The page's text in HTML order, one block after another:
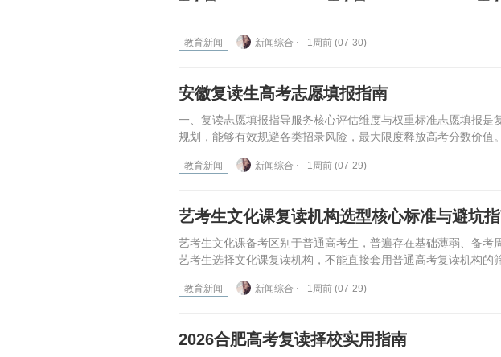
教育新闻 新闻综合 ⋅ 1周前 (07-30)
安徽复读生高考志愿填报指南
一、复读志愿填报指导服务核心评估维度与权重标准志愿填报
规划，能够有效规避各类招录风险，最大限度释放高考分数价值
教育新闻 新闻综合 ⋅ 1周前 (07-29)
艺考生文化课复读机构选型核心标准与避坑
艺考生文化课备考区别于普通高考生，普遍存在基础薄弱、备
艺考生选择文化课复读机构，不能直接套用普通高考复读机构的
教育新闻 新闻综合 ⋅ 1周前 (07-29)
2026合肥高考复读择校实用指南